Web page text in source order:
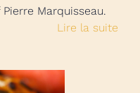
Marquisseau.
Lire la suite